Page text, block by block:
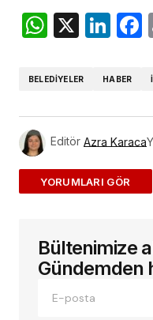
X
BELEDIYELER HABER
Editör Azra Karaca
ADD A COMMENT
E-posta adresiniz
alanlar*ile
Yorum
Bültenimize
Gündemden